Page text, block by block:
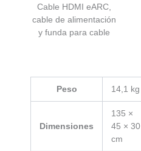
Cable HDMI eARC,
cable de alimentación
y funda para cable
Peso 14,1 kg
Dimensiones
135 ×
45 × 30
cm